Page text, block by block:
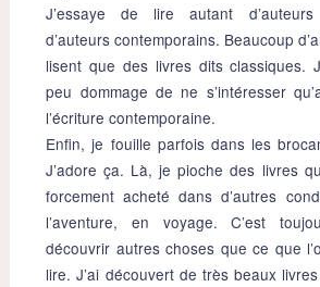
J’essaye de lire autant
d’auteurs contemporains. Beaucoup
lisent que des livres dits classiques.
peu dommage de ne s’intéresser
l’écriture contemporaine.
Enfin, je fouille parfois dans les
J’adore ça. Là, je pioche des livres
forcement acheté dans d’autres
l’aventure, en voyage. C’est
découvrir autres choses que ce que
lire. J’ai découvert de très beaux